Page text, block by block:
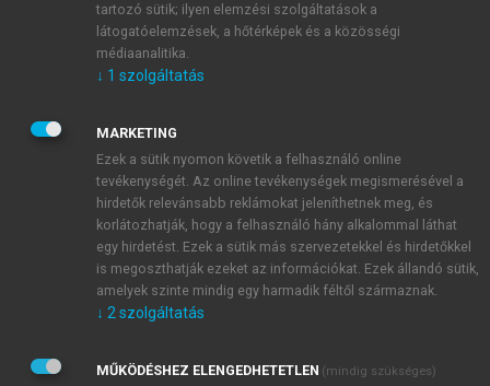
JELSZÓ
JELSZÓ ÚJRA
Kérek értesítést a MeRSZ újdonságairól, akcióiról.
Kérek értesítést az Akadémiai Kiadó Zrt. újdonságairól,
Adatkezelési tájékoztatóbanfoglaltakat tudomásul
tartozó sütik; ilyen elemzési szolgáltatások a
látogatóelemzések, a hőtérképek és a közösségi
médiaanalitika.
↓ 1 szolgáltatás
MARKETING
Ezek a sütik nyomon követik a felhasználó online
tevékenységét. Az online tevékenységek megismerésével a
hirdetők relevánsabb reklámokat jeleníthetnek meg, és
korlátozhatják, hogy a felhasználó hány alkalommal láthat
egy hirdetést. Ezek a sütik más szervezetekkel és hirdetőkkel
is megoszthatják ezeket az információkat. Ezek állandó sütik,
amelyek szinte mindig egy harmadik féltől származnak.
↓ 2 szolgáltatás
MŰKÖDÉSHEZ ELENGEDHETETLEN (mindig szükséges)